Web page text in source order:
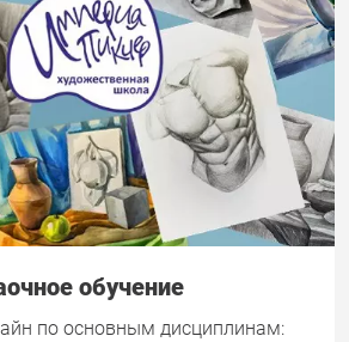
обучение
по основным дисциплинам: